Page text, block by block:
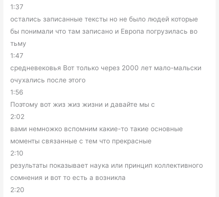
1:37
остались записанные тексты но не было людей которые
бы понимали что там записано и Европа погрузилась во
тьму
1:47
средневековья Вот только через 2000 лет мало-мальски
очухались после этого
1:56
Поэтому вот жиз жиз жизни и давайте мы с
2:02
вами немножко вспомним какие-то такие основные
моменты связанные с тем что прекрасные
2:10
результаты показывает наука или принцип коллективного
сомнения и вот то есть а возникла
2:20